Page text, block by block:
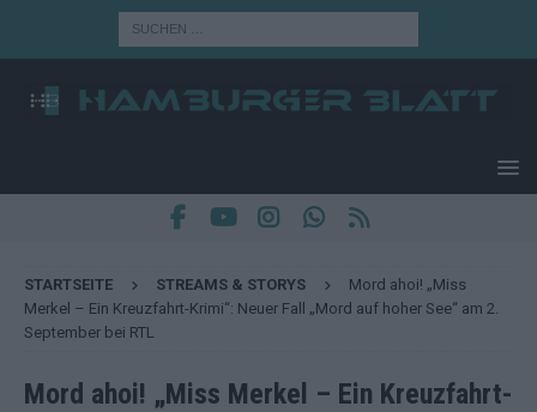
STARTSEITE STREAMS & STORYS
Mord ahoi! „Miss
Merkel – Ein Kreuzfahrt-Krimi“: Neuer Fall „Mord auf hoher See“ am 2.
September bei RTL
Mord ahoi! „Miss Merkel – Ein Kreuzfahrt-